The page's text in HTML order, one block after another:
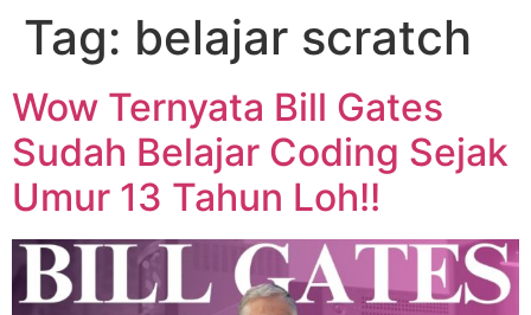
Tag: belajar scratch
Wow Ternyata Bill Gates
Sudah Belajar Coding Sejak
Umur 13 Tahun Loh!!